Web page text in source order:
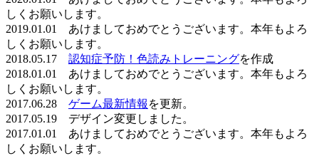
しくお願いします。
2019.01.01 あけましておめでとうございます。本年もよろ
しくお願いします。
2018.05.17 認知症予防！色読みトレーニングを作成
2018.01.01 あけましておめでとうございます。本年もよろ
しくお願いします。
2017.06.28 ゲーム最新情報 を更新。
2017.05.19 デザイン変更しました。
2017.01.01 あけましておめでとうございます。本年もよろ
しくお願いします。